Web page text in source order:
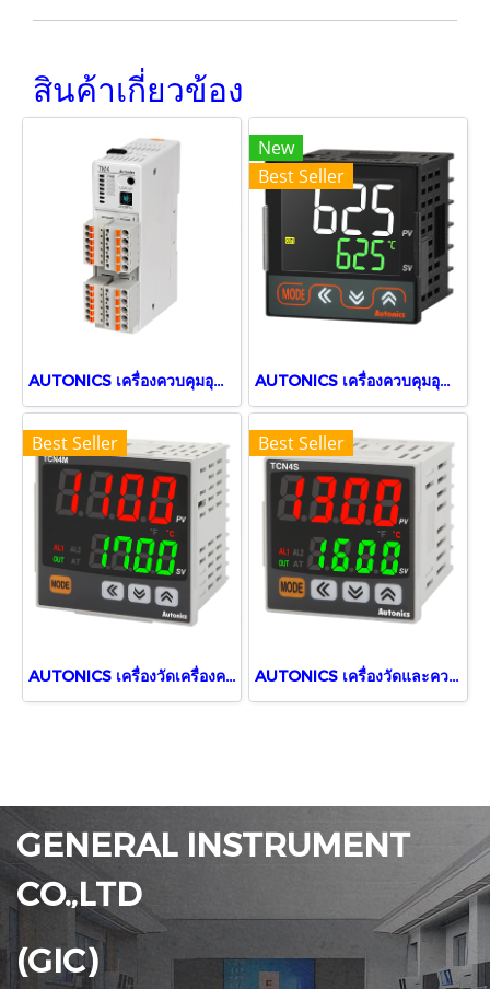
สินค้าเกี่ยวข้อง
AUTONICS เครื่องควบคุมอุณหภูมิแบบโมดูล่า TM4-N2SE, 24VDC
New
Best Seller
AUTONICS เครื่องควบคุมอุณหภูมิ TX4S-14R
Best Seller
AUTONICS เครื่องวัดเครื่องควบคุมอุณหภูมิ TCN4M-24R
Best Seller
AUTONICS เครื่องวัดและควบคุมอุณหภูมิ TCN4S-24R
GENERAL INSTRUMENT
CO.,LTD
(GIC)